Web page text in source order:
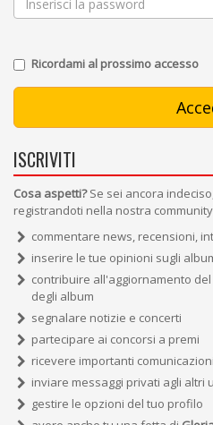
Ricordami al prossimo accesso
ISCRIVITI
Cosa aspetti?Se sei ancora
registrandoti nella nostra
commentare news, recensioni,
inserire le tue opinioni sugli
contribuire all'aggiornamento
degli album
segnalare notizie e concerti
partecipare ai concorsi a premi
ricevere importanti
inviare messaggi privati agli altri
gestire le opzioni del tuo profilo